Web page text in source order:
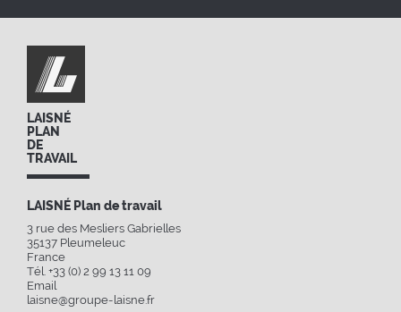
LAISNÉ
PLAN
DE
TRAVAIL
LAISNÉ Plan de travail
3 rue des Mesliers Gabrielles
35137 Pleumeleuc
France
Tél. +33 (0) 2 99 13 11 09
Email
laisne@groupe-laisne.fr